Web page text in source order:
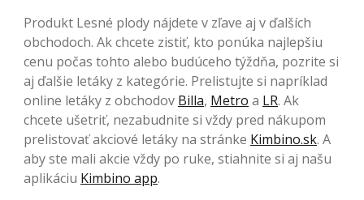
Produkt Lesné plody nájdete v zľave aj v ďalších
obchodoch. Ak chcete zistiť, kto ponúka najlepšiu
cenu počas tohto alebo budúceho týždňa, pozrite si
aj ďalšie letáky z kategórie. Prelistujte si napríklad
online letáky z obchodov Billa, Metro a LR. Ak
chcete ušetriť, nezabudnite si vždy pred nákupom
prelistovať akciové letáky na stránke Kimbino.sk. A
aby ste mali akcie vždy po ruke, stiahnite si aj našu
aplikáciu Kimbino app.